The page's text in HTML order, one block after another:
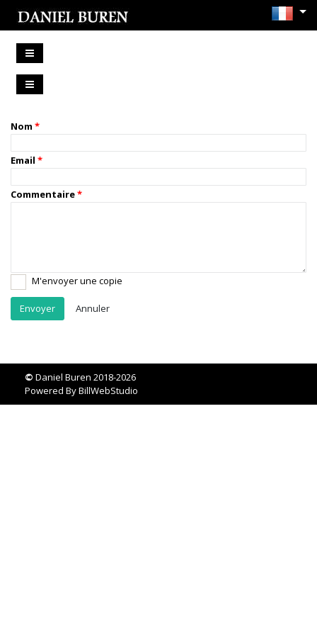
Nom
Email
Commentaire
M'envoyer une copie
Annuler
© Daniel Buren 2018-2026
Powered ByBillWebStudio